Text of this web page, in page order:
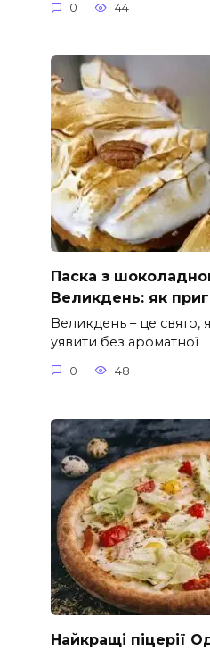
0 44
Паска з
Великдень: як
Великдень – це
уявити без ароматної
0 48
Найкращі піцерії